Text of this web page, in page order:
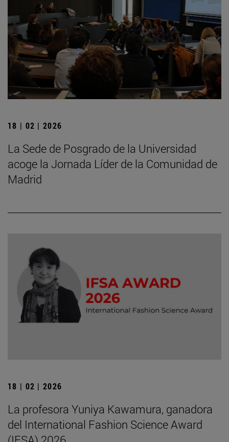
18 | 02 | 2026
La Sede de Posgrado de la Universidad
acoge la Jornada Líder de la Comunidad de
Madrid
18 | 02 | 2026
La profesora Yuniya Kawamura, ganadora
del International Fashion Science Award